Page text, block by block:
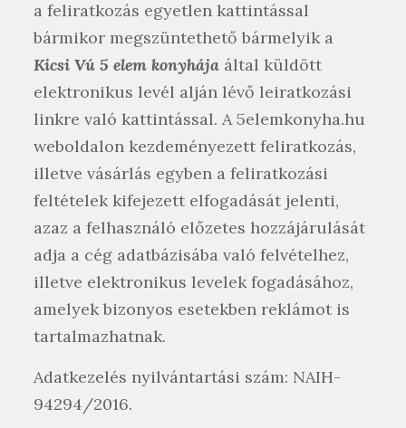
a feliratkozás egyetlen kattintással
bármikor megszüntethető bármelyik a
Kicsi Vú 5 elem konyhájaáltal küldött
elektronikus levél alján lévő leiratkozási
linkre való kattintással. A 5elemkonyha.hu
weboldalon kezdeményezett feliratkozás,
illetve vásárlás egyben a feliratkozási
feltételek kifejezett elfogadását jelenti,
azaz a felhasználó előzetes hozzájárulását
adja a cég adatbázisába való felvételhez,
illetve elektronikus levelek fogadásához,
amelyek bizonyos esetekben reklámot is
tartalmazhatnak.
Adatkezelés nyilvántartási szám: NAIH-
94294/2016.